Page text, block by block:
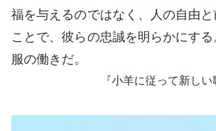
福を与えるのではなく、人の自由と
ことで、彼らの忠誠を明らかにす
服の働きだ。
『小羊に従って新し